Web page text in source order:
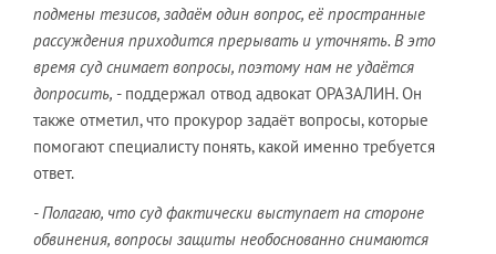
подмены тезисов, задаём один вопрос, её пространные
рассуждения приходится прерывать и уточнять. В это
время суд снимает вопросы, поэтому нам не удаётся
допросить, - поддержал отвод адвокат ОРАЗАЛИН. Он
также отметил, что прокурор задаёт вопросы, которые
помогают специалисту понять, какой именно требуется
ответ.
- Полагаю, что суд фактически выступает на стороне
обвинения, вопросы защиты необоснованно снимаются